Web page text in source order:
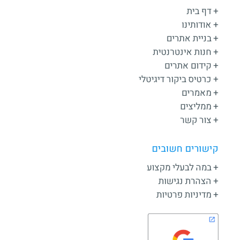
דף בית
אודותינו
בניית אתרים
חנות אינטרנטית
קידום אתרים
כרטיס ביקור דיגיטלי
מאמרים
ממליצים
צור קשר
קישורים חשובים
במה לבעלי מקצוע
הצהרת נגישות
מדיניות פרטיות